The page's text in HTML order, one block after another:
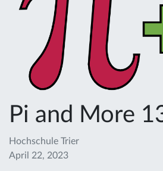
Pi and More
Hochschule Trier
April 22, 2023